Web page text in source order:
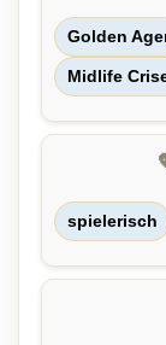
Golden
Midlife
spielerisch